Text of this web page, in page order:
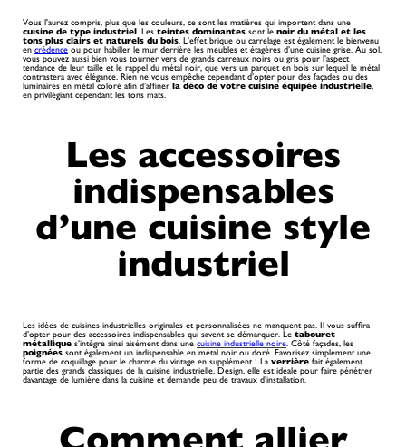
Vous l'aurez compris, plus que les couleurs, ce sont les matières qui importent dans une
cuisine de type industriel . Les teintes dominantes sont le noir du métal et les
tons plus clairs et naturels du bois . L’effet brique ou carrelage est également le bienvenu
en crédence ou pour habiller le mur derrière les meubles et étagères d’une cuisine grise. Au sol,
vous pouvez aussi bien vous tourner vers de grands carreaux noirs ou gris pour l’aspect
tendance de leur taille et le rappel du métal noir, que vers un parquet en bois sur lequel le métal
contrastera avec élégance. Rien ne vous empêche cependant d’opter pour des façades ou des
luminaires en métal coloré afin d’affiner la déco de votre cuisine équipée industrielle
en privilégiant cependant les tons mats.
Les accessoires
indispensables
d’une cuisine style
industriel
Les idées de cuisines industrielles originales et personnalisées ne manquent pas. Il vous suffira
d’opter pour des accessoires indispensables qui savent se démarquer. Le tabouret
métallique s’intègre ainsi aisément dans une cuisine industrielle noire . Côté façades, les
poignées sont également un indispensable en métal noir ou doré. Favorisez simplement une
forme de coquillage pour le charme du vintage en supplément ! La verrière fait également
partie des grands classiques de la cuisine industrielle. Design, elle est idéale pour faire pénétrer
davantage de lumière dans la cuisine et demande peu de travaux d’installation.
Comment allier